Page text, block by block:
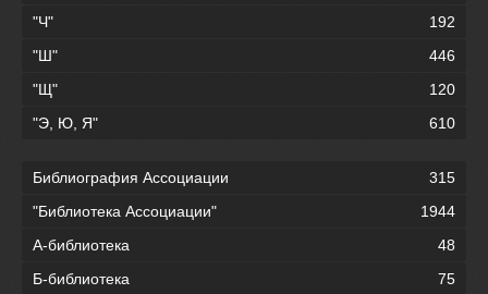
"Ч"
192
"Ш"
446
"Щ"
120
"Э, Ю, Я"
610
Библиография Ассоциации
315
"Библиотека Ассоциации"
1944
А-библиотека
48
Б-библиотека
75